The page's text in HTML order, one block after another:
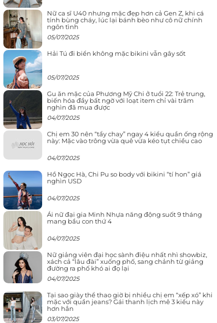
Nữ ca sĩ U40 nhưng mặc đẹp hơn cả Gen Z, khi cá
tính bùng cháy, lúc lại bánh bèo như cô nữ chính
ngôn tình
05/07/2025
Hải Tú đi biển không mặc bikini vẫn gây sốt
05/07/2025
Gu ăn mặc của Phương Mỹ Chi ở tuổi 22: Trẻ trung,
biến hóa đầy bất ngờ với loạt item chỉ vài trăm
nghìn đã mua được
04/07/2025
Chị em 30 nên “tẩy chay” ngay 4 kiểu quần ống rộng
này: Mặc vào trông vừa quê vừa kéo tụt chiều cao
04/07/2025
Hồ Ngọc Hà, Chi Pu so body với bikini “tí hon” giá
nghìn USD
04/07/2025
Ái nữ đại gia Minh Nhựa năng động suốt 9 tháng
mang bầu con thứ 4
04/07/2025
Nữ giảng viên đại học sành điệu nhất nhì showbiz,
xách cả “lâu đài” xuống phố, sang chảnh từ giảng
đường ra phố khó ai đọ lại
04/07/2025
Tại sao giày thể thao giờ bị nhiều chị em “xếp xó” khi
mặc với quần jeans? Gái thanh lịch mê 3 kiểu này
hơn hẳn
03/07/2025